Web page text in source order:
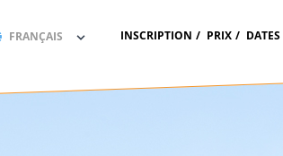
INSCRIPTION PRIX DATES